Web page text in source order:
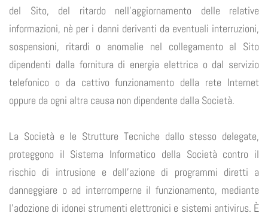
del Sito, del ritardo nell’aggiornamento delle relative
informazioni, nè per i danni derivanti da eventuali interruzioni,
sospensioni, ritardi o anomalie nel collegamento al Sito
dipendenti dalla fornitura di energia elettrica o dal servizio
telefonico o da cattivo funzionamento della rete Internet
oppure da ogni altra causa non dipendente dalla Società.
La Società e le Strutture Tecniche dallo stesso delegate,
proteggono il Sistema Informatico della Società contro il
rischio di intrusione e dell’azione di programmi diretti a
danneggiare o ad interromperne il funzionamento, mediante
l’adozione di idonei strumenti elettronici e sistemi antivirus. È